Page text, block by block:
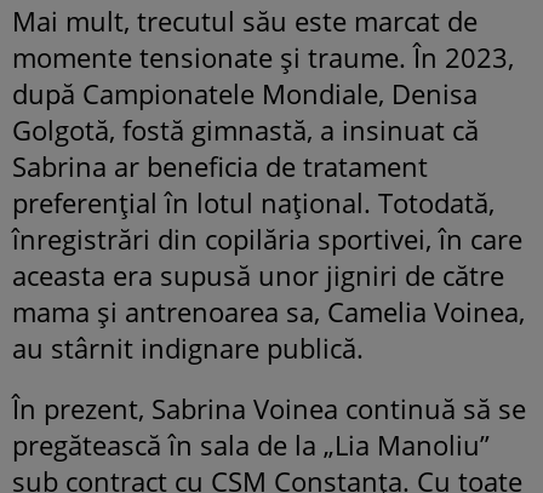
Mai mult, trecutul său este marcat de
momente tensionate și traume. În 2023,
după Campionatele Mondiale, Denisa
Golgotă, fostă gimnastă, a insinuat că
Sabrina ar beneficia de tratament
preferențial în lotul național. Totodată,
înregistrări din copilăria sportivei, în care
aceasta era supusă unor jigniri de către
mama și antrenoarea sa, Camelia Voinea,
au stârnit indignare publică.
În prezent, Sabrina Voinea continuă să se
pregătească în sala de la „Lia Manoliu”
sub contract cu CSM Constanța. Cu toate